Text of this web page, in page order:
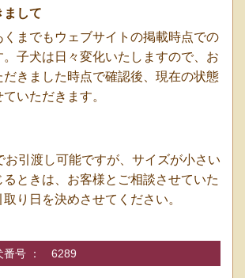
まして
までもウェブサイトの掲載時点での
子犬は日々変化いたしますので、お
だきました時点で確認後、現在の状態
いただきます。
お引渡し可能ですが、サイズが小さい
ときは、お客様とご相談させていた
り日を決めさせてください。
番号 ： 6289